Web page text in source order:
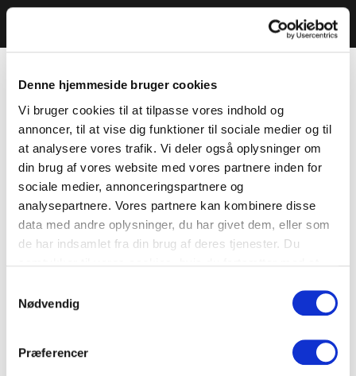
Denne hjemmeside bruger cookies
Vi bruger cookies til at tilpasse vores indhold og
annoncer, til at vise dig funktioner til sociale medier og til
at analysere vores trafik. Vi deler også oplysninger om
din brug af vores website med vores partnere inden for
sociale medier, annonceringspartnere og
analysepartnere. Vores partnere kan kombinere disse
data med andre oplysninger, du har givet dem, eller som
de har indsamlet fra din brug af deres tjenester. Du
Nødvendig
Præferencer